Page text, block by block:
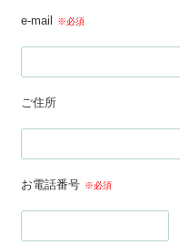
e-mail ※必須
ご住所
お電話番号 ※必須